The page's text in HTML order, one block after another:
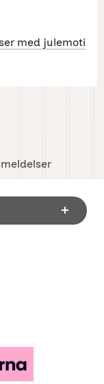
med julemoti
og